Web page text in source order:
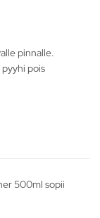
pinnalle.
pois
500ml sopii